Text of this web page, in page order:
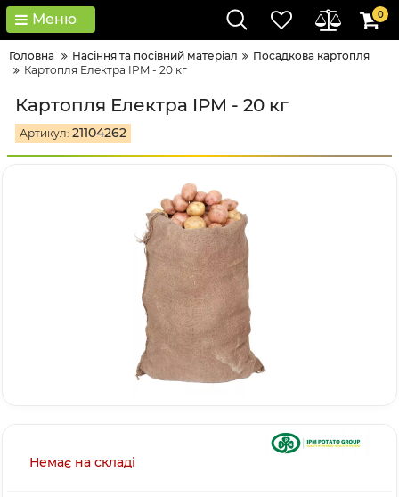
Меню 0
Головна Насіння та посівний матеріал
Посадкова картопля
Картопля Електра IPM - 20 кг
Картопля Електра IPM - 20 кг
Артикул: 21104262
Немає на складі